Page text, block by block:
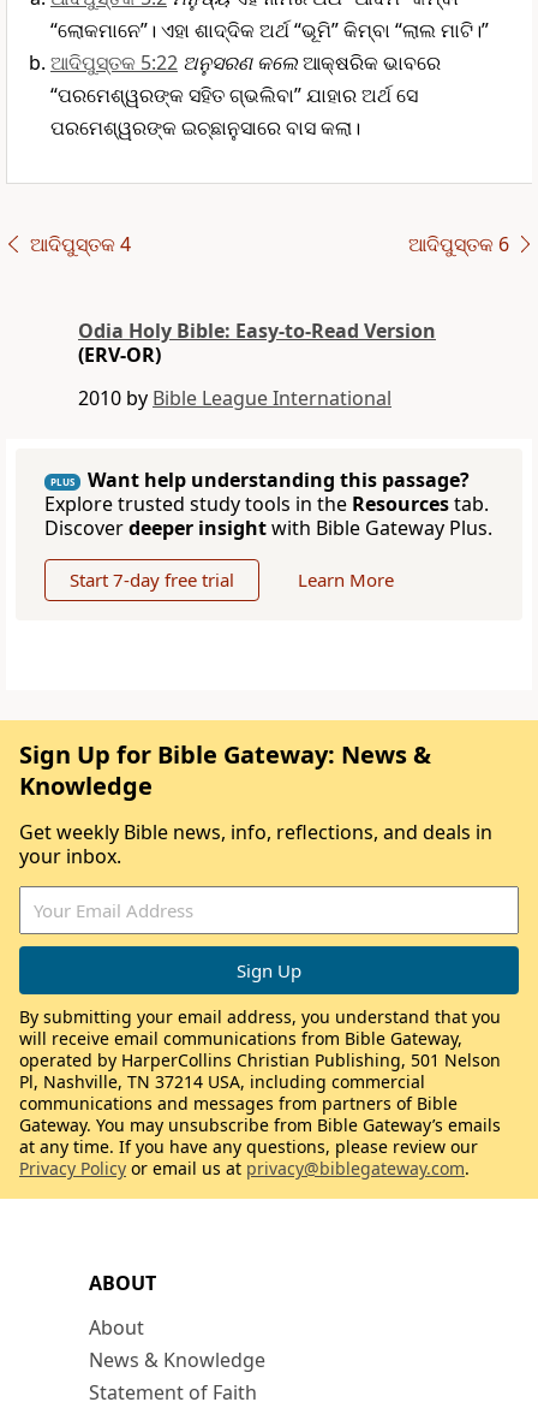
“ଲୋକମାନେ”। ଏହା ଶାଦ୍ଦିକ ଅର୍ଥ “ଭୂମି” କିମ୍ବା “ଲାଲ ମାଟି।”
ଆଦିପୁସ୍ତକ 5:22 ଅନୁସରଣ କଲେଆକ୍ଷରିକ ଭାବରେ
“ପରମେଶ୍ୱରଙ୍କ ସହିତ ଗ୍ଭଲିବା” ଯାହାର ଅର୍ଥ ସେ
ପରମେଶ୍ୱରଙ୍କ ଇଚ୍ଛାନୁସାରେ ବାସ କଲା।
ଆଦିପୁସ୍ତକ 4 ଆଦିପୁସ୍ତକ 6
Odia Holy Bible: Easy-to-Read Version
(ERV-OR)
2010 by Bible League International
PLUS
Want help understanding this passage?
Explore trusted study tools in the Resourcestab.
Discoverdeeper insightwith Bible Gateway Plus.
Start 7-day free trial Learn More
ABOUT
About
News & Knowledge
Statement of Faith
Sign Up for Bible Gateway: News &
Knowledge
Get weekly Bible news, info, reflections, and deals in
your inbox.
By submitting your email address, you understand that you
will receive email communications from Bible Gateway,
operated by HarperCollins Christian Publishing, 501 Nelson
Pl, Nashville, TN 37214 USA, including commercial
communications and messages from partners of Bible
Gateway. You may unsubscribe from Bible Gateway’s emails
at any time. If you have any questions, please review our
Privacy Policy or email us at privacy@biblegateway.com.